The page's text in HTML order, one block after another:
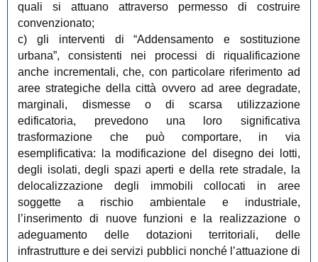
quali si attuano attraverso permesso di costruire
convenzionato;
c) gli interventi di “Addensamento e sostituzione
urbana”, consistenti nei processi di riqualificazione
anche incrementali, che, con particolare riferimento ad
aree strategiche della città ovvero ad aree degradate,
marginali, dismesse o di scarsa utilizzazione
edificatoria, prevedono una loro significativa
trasformazione che può comportare, in via
esemplificativa: la modificazione del disegno dei lotti,
degli isolati, degli spazi aperti e della rete stradale, la
delocalizzazione degli immobili collocati in aree
soggette a rischio ambientale e industriale,
l’inserimento di nuove funzioni e la realizzazione o
adeguamento delle dotazioni territoriali, delle
infrastrutture e dei servizi pubblici nonché l’attuazione di